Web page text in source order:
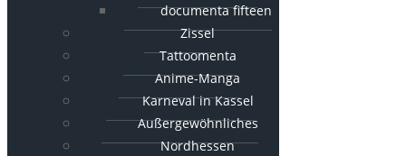
documenta fifteen
Zissel
Tattoomenta
Anime-Manga
Karneval in Kassel
Außergewöhnliches
Nordhessen